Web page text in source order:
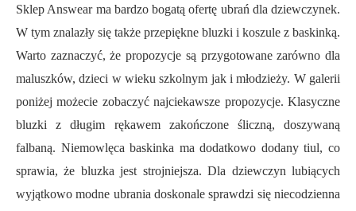
Sklep Answear ma bardzo bogatą ofertę ubrań dla dziewczynek.
W tym znalazły się także przepiękne bluzki i koszule z baskinką.
Warto zaznaczyć, że propozycje są przygotowane zarówno dla
maluszków, dzieci w wieku szkolnym jak i młodzieży. W galerii
poniżej możecie zobaczyć najciekawsze propozycje. Klasyczne
bluzki z długim rękawem zakończone śliczną, doszywaną
falbaną. Niemowlęca baskinka ma dodatkowo dodany tiul, co
sprawia, że bluzka jest strojniejsza. Dla dziewczyn lubiących
wyjątkowo modne ubrania doskonale sprawdzi się niecodzienna